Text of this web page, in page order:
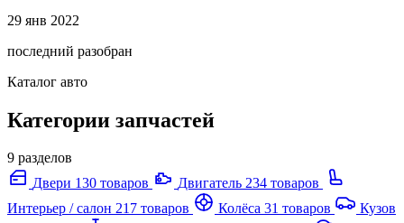
29 янв 2022
последний разобран
Каталог авто
Категории запчастей
9 разделов
Двери 130 товаров Двигатель 234 товаров
Интерьер / салон 217 товаров Колёса 31 товаров
Кузов